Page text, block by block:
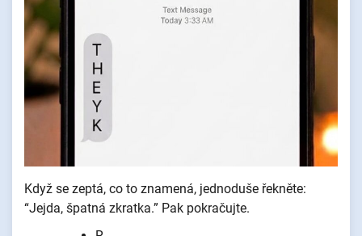
Když se zeptá, co to znamená, jednoduše řekněte:
“Jejda, špatná zkratka.” Pak pokračujte.